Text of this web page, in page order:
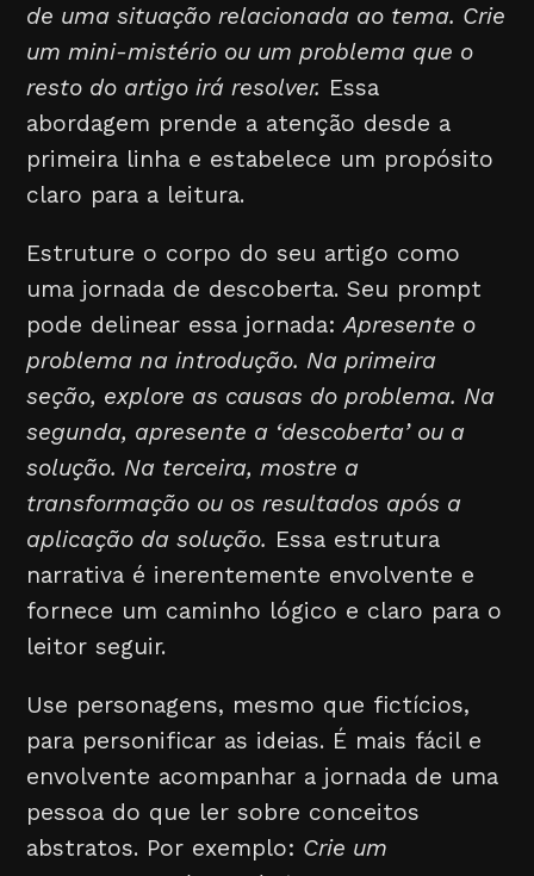
de uma situação relacionada ao tema. Crie
um mini-mistério ou um problema que o
resto do artigo irá resolver. Essa
abordagem prende a atenção desde a
primeira linha e estabelece um propósito
claro para a leitura.
Estruture o corpo do seu artigo como
uma jornada de descoberta. Seu prompt
pode delinear essa jornada:Apresente o
problema na introdução. Na primeira
seção, explore as causas do problema. Na
segunda, apresente a ‘descoberta’ ou a
solução. Na terceira, mostre a
transformação ou os resultados após a
aplicação da solução. Essa estrutura
narrativa é inerentemente envolvente e
fornece um caminho lógico e claro para o
leitor seguir.
Use personagens, mesmo que fictícios,
para personificar as ideias. É mais fácil e
envolvente acompanhar a jornada de uma
pessoa do que ler sobre conceitos
abstratos. Por exemplo: Crie um